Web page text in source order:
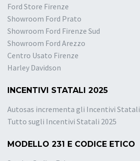
Ford Store Firenze
Showroom Ford Prato
Showroom Ford Firenze Sud
Showroom Ford Arezzo
Centro Usato Firenze
Harley Davidson
INCENTIVI STATALI 2025
Autosas incrementa gli Incentivi Statali
Tutto sugli Incentivi Statali 2025
MODELLO 231 E CODICE ETICO